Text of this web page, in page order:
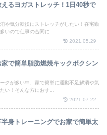
るヨガストレッチ！1日40秒で
や気分転換にストレッチがしたい！在宅勤
いので仕事の合間に...
2021.05.29
で簡単脂肪燃焼キックボクシン
クが多い中、家で簡単に運動不足解消や気
い！そんな方におす...
2021.07.22
身トレーニングでお家で簡単太